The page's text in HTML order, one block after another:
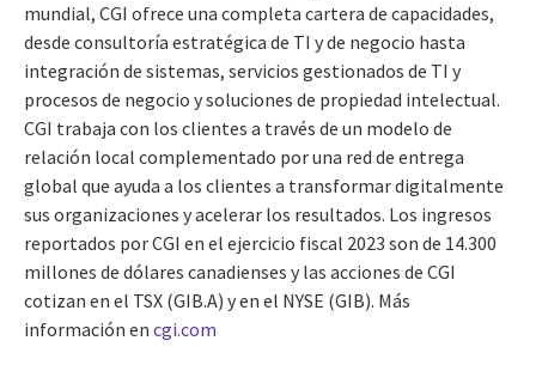
mundial, CGI ofrece una completa cartera de capacidades,
desde consultoría estratégica de TI y de negocio hasta
integración de sistemas, servicios gestionados de TI y
procesos de negocio y soluciones de propiedad intelectual.
CGI trabaja con los clientes a través de un modelo de
relación local complementado por una red de entrega
global que ayuda a los clientes a transformar digitalmente
sus organizaciones y acelerar los resultados. Los ingresos
reportados por CGI en el ejercicio fiscal 2023 son de 14.300
millones de dólares canadienses y las acciones de CGI
cotizan en el TSX (GIB.A) y en el NYSE (GIB). Más
información en cgi.com